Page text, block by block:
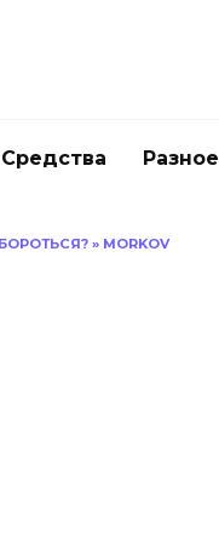
Средства Разное
» MORKOV